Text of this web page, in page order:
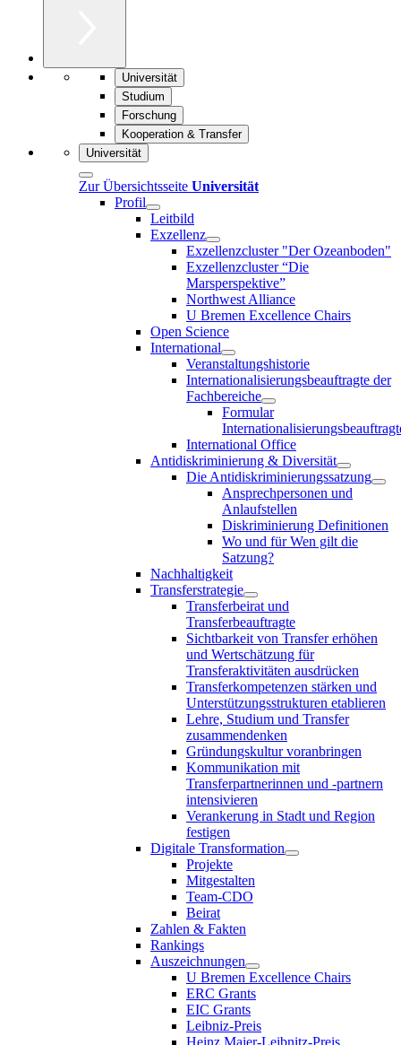
Universität
Studium
Forschung
Kooperation & Transfer
Universität
Zur Übersichtsseite Universität
Profil
Leitbild
Exzellenz
Exzellenzcluster "Der Ozeanboden"
Exzellenzcluster “Die
Marsperspektive”
Northwest Alliance
U Bremen Excellence Chairs
Open Science
International
Veranstaltungshistorie
Internationalisierungsbeauftragte der
Fachbereiche
Formular
International Office
Antidiskriminierung & Diversität
Die Antidiskriminierungssatzung
Ansprechpersonen und
Anlaufstellen
Diskriminierung Definitionen
Wo und für Wen gilt die
Satzung?
Nachhaltigkeit
Transferstrategie
Transferbeirat und
Transferbeauftragte
Sichtbarkeit von Transfer erhöhen
und Wertschätzung für
Transferaktivitäten ausdrücken
Transferkompetenzen stärken und
Unterstützungsstrukturen etablieren
Lehre, Studium und Transfer
zusammendenken
Gründungskultur voranbringen
Kommunikation mit
Transferpartnerinnen und -partnern
intensivieren
Verankerung in Stadt und Region
festigen
Digitale Transformation
Projekte
Mitgestalten
Team-CDO
Beirat
Zahlen & Fakten
Rankings
Auszeichnungen
U Bremen Excellence Chairs
ERC Grants
EIC Grants
Leibniz-Preis
Heinz Maier-Leibnitz-Preis